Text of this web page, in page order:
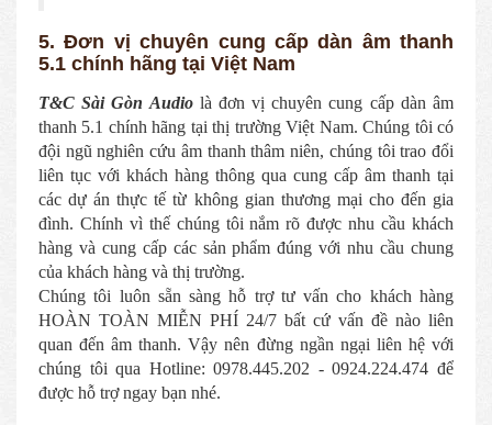
5. Đơn vị chuyên cung cấp dàn âm thanh
5.1 chính hãng tại Việt Nam
T&C Sài Gòn Audiolà đơn vị chuyên cung cấp dàn âm
thanh 5.1 chính hãng tại thị trường Việt Nam. Chúng tôi có
đội ngũ nghiên cứu âm thanh thâm niên, chúng tôi trao đổi
liên tục với khách hàng thông qua cung cấp âm thanh tại
các dự án thực tế từ không gian thương mại cho đến gia
đình. Chính vì thế chúng tôi nắm rõ được nhu cầu khách
hàng và cung cấp các sản phẩm đúng với nhu cầu chung
của khách hàng và thị trường.
Chúng tôi luôn sẵn sàng hỗ trợ tư vấn cho khách hàng
HOÀN TOÀN MIỄN PHÍ 24/7 bất cứ vấn đề nào liên
quan đến âm thanh. Vậy nên đừng ngần ngại liên hệ với
chúng tôi qua Hotline: 0978.445.202 - 0924.224.474 để
được hỗ trợ ngay bạn nhé.